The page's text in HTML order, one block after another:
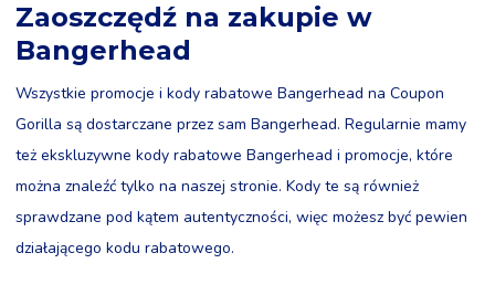
Zaoszczędź na zakupie w
Bangerhead
Wszystkie promocje i kody rabatowe Bangerhead na Coupon
Gorilla są dostarczane przez sam Bangerhead. Regularnie mamy
też ekskluzywne kody rabatowe Bangerhead i promocje, które
można znaleźć tylko na naszej stronie. Kody te są również
sprawdzane pod kątem autentyczności, więc możesz być pewien
działającego kodu rabatowego.